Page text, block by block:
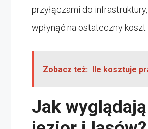
przyłączami do
wpłynąć na ostateczny
Zobacz też: Ile kosztuje
Jak